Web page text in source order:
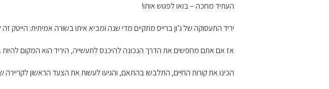
העתיד מחכה – בואו לפגוש אותו!
יריד התעסוקה של ג’ון ברייס מתקיים מדי שנה ומביא איתו בשורה אמיתית:
אז אם אתם מחפשים את הדרך הנכונה להיכנס לתעשייה, היריד הוא המקום להיות
הכינו את קורות החיים, התלבשו בהתאם, והגיעו לעשות את הצעד הראשון לקריירה